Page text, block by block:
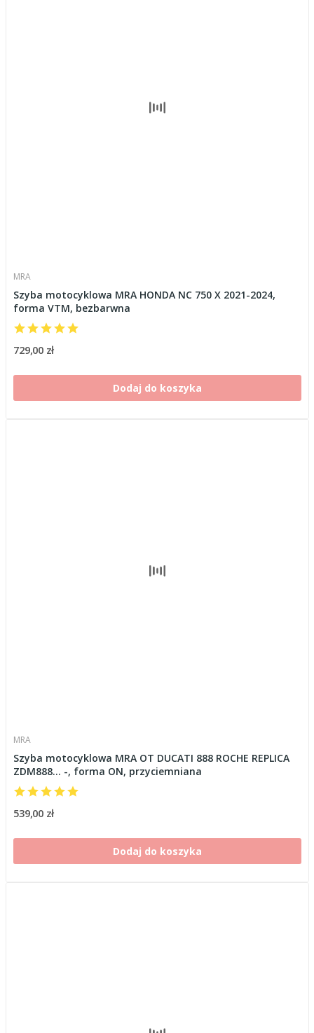
MRA
Szyba motocyklowa MRA HONDA NC 750 X 2021-2024,
forma VTM, bezbarwna
729,00 zł
Dodaj do koszyka
MRA
Szyba motocyklowa MRA OT DUCATI 888 ROCHE REPLICA
ZDM888... -, forma ON, przyciemniana
539,00 zł
Dodaj do koszyka